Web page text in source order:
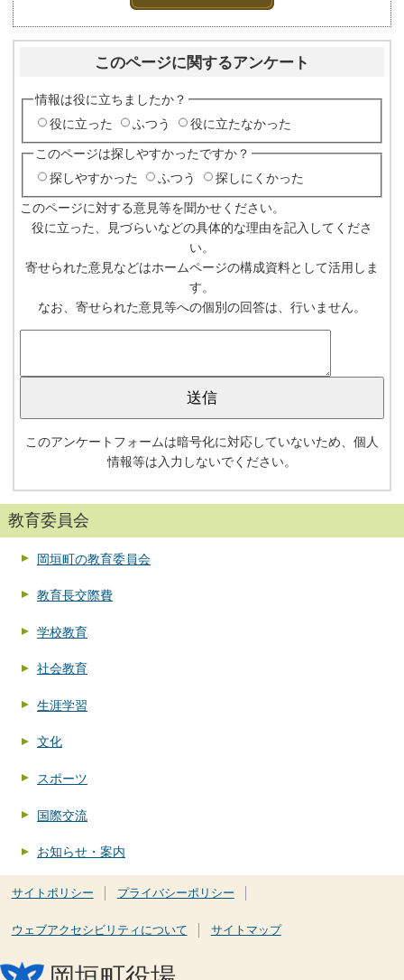
このページに関するアンケート
情報は役に立ちましたか？
役に立った
ふつう 役に立たなかった
このページは探しやすかったですか？
探しやすかった
ふつう 探しにくかった
このページに対する意見等を聞かせください。
役に立った、見づらいなどの具体的な理由を記入してくださ
い。
寄せられた意見などはホームページの構成資料として活用しま
す。
なお、寄せられた意見等への個別の回答は、行いません。
このアンケートフォームは暗号化に対応していないため、個人
情報等は入力しないでください。
教育委員会
岡垣町の教育委員会
教育長交際費
学校教育
社会教育
生涯学習
文化
スポーツ
国際交流
お知らせ・案内
サイトポリシー プライバシーポリシー
ウェブアクセシビリティについて サイトマップ